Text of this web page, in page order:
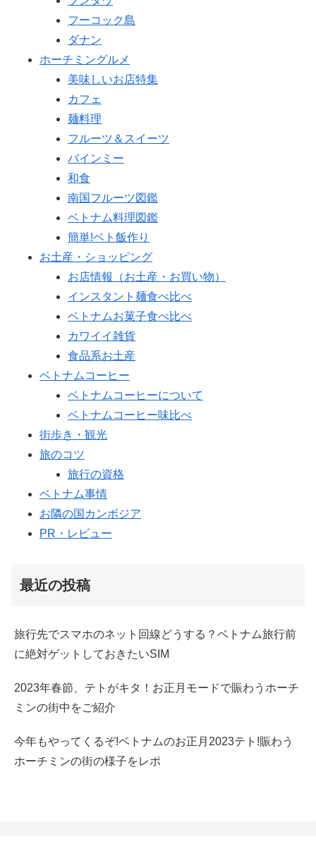
フーコック島
ダナン
ホーチミングルメ
美味しいお店特集
カフェ
麺料理
フルーツ＆スイーツ
バインミー
和食
南国フルーツ図鑑
ベトナム料理図鑑
簡単!ベト飯作り
お土産・ショッピング
お店情報（お土産・お買い物）
インスタント麺食べ比べ
ベトナムお菓子食べ比べ
カワイイ雑貨
食品系お土産
ベトナムコーヒー
ベトナムコーヒーについて
ベトナムコーヒー味比べ
街歩き・観光
旅のコツ
旅行の資格
ベトナム事情
お隣の国カンボジア
PR・レビュー
最近の投稿
旅行先でスマホのネット回線どうする？ベトナム旅行前
に絶対ゲットしておきたいSIM
2023年春節、テトがキタ！お正月モードで賑わうホーチ
ミンの街中をご紹介
今年もやってくるぞ!ベトナムのお正月2023テト!賑わう
ホーチミンの街の様子をレポ